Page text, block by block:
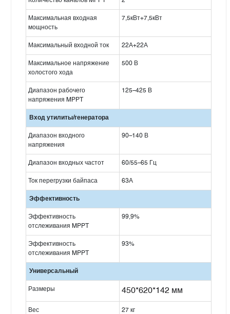
Максимальная входная
мощность
7,5кВт+7,5кВт
Максимальный входной ток 22А+22А
Максимальное напряжение
холостого хода
500 В
Диапазон рабочего
напряжения MPPT
125–425 В
Вход утилиты/генератора
Диапазон входного
напряжения
90–140 В
Диапазон входных частот 60/55–65 Гц
Ток перегрузки байпаса 63А
Эффективность
Эффективность
отслеживания MPPT
99,9%
Эффективность
отслеживания MPPT
93%
Универсальный
Размеры 450*620*142 мм
Вес 27 кг